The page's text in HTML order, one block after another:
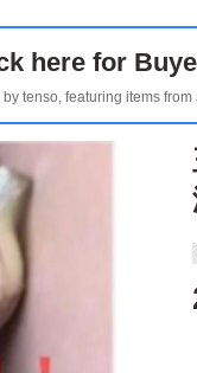
here for
tenso, featuring items